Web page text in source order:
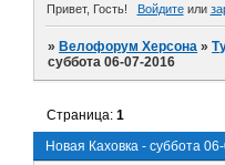
Привет, Гость! Войдитеили
»Велофорум Херсона »
суббота 06-07-2016
Новая Каховка - суббота
Страница:1